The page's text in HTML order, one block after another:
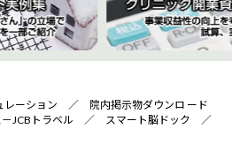
レーション ／ 院内掲示物ダウンロ ード
JCBトラベル ／ スマート脳ドック ／